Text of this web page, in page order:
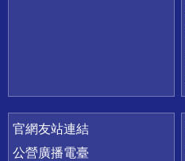
官網友站連結
公營廣播電臺